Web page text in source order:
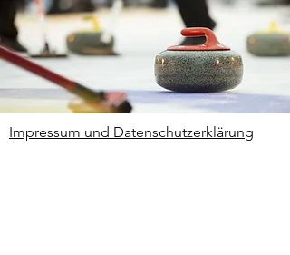
Impressum und Datenschutzerklärung